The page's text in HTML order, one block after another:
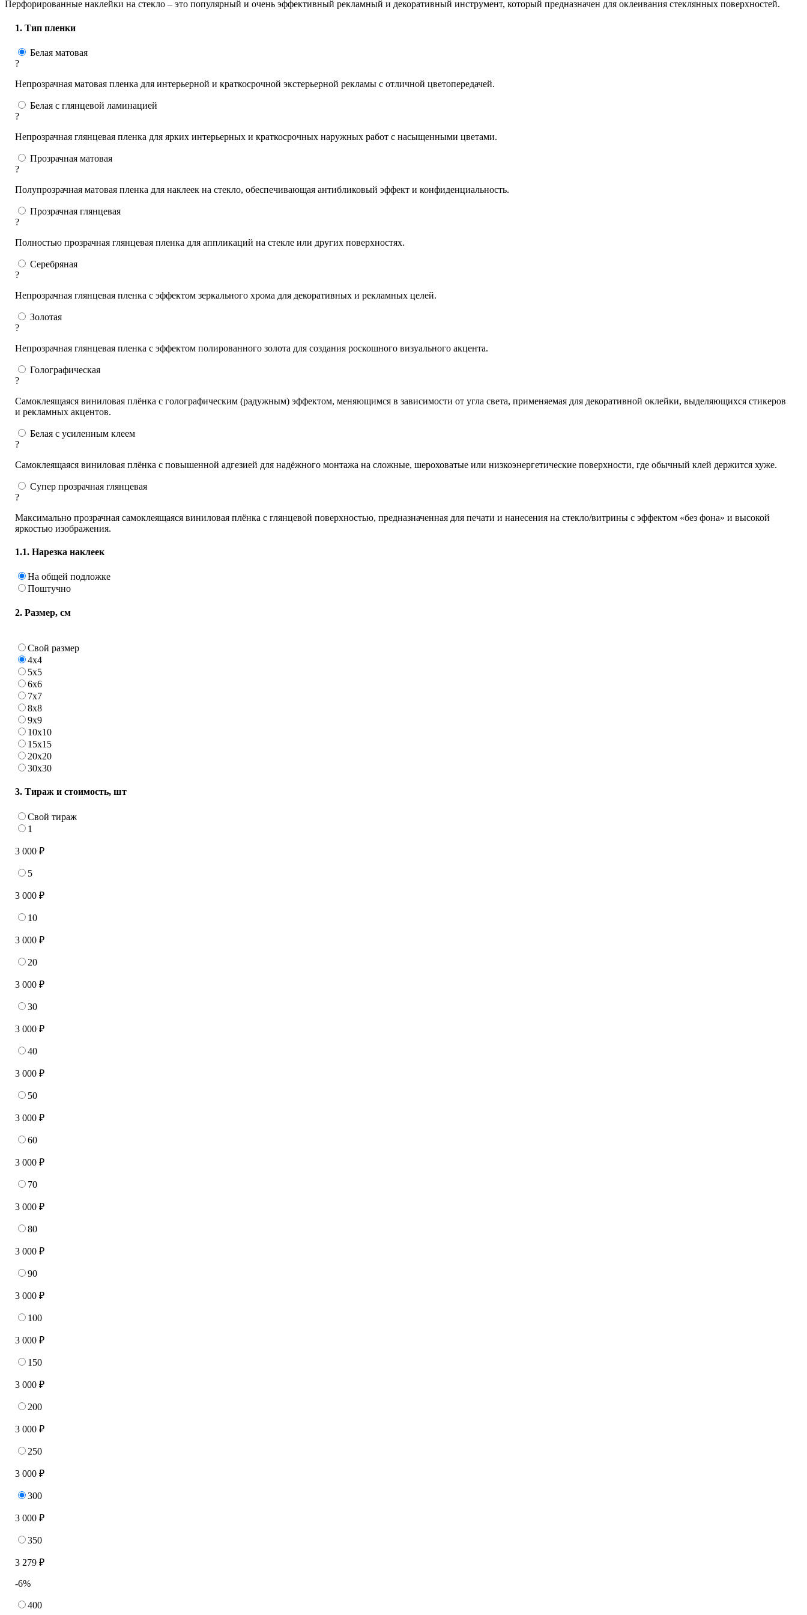
Перфорированные наклейки на стекло – это популярный и очень эффективный рекламный и декоративный инструмент, который предназначен для оклеивания стеклянных поверхностей.
1. Тип пленки
Белая матовая
?
Непрозрачная матовая пленка для интерьерной и краткосрочной экстерьерной рекламы с отличной цветопередачей.
Белая с глянцевой ламинацией
?
Непрозрачная глянцевая пленка для ярких интерьерных и краткосрочных наружных работ с насыщенными цветами.
Прозрачная матовая
?
Полупрозрачная матовая пленка для наклеек на стекло, обеспечивающая антибликовый эффект и конфиденциальность.
Прозрачная глянцевая
?
Полностью прозрачная глянцевая пленка для аппликаций на стекле или других поверхностях.
Серебряная
?
Непрозрачная глянцевая пленка с эффектом зеркального хрома для декоративных и рекламных целей.
Золотая
?
Непрозрачная глянцевая пленка с эффектом полированного золота для создания роскошного визуального акцента.
Голографическая
?
Самоклеящаяся виниловая плёнка с голографическим (радужным) эффектом, меняющимся в зависимости от угла света, применяемая для декоративной оклейки, выделяющихся стикеров
и рекламных акцентов.
Белая с усиленным клеем
?
Самоклеящаяся виниловая плёнка с повышенной адгезией для надёжного монтажа на сложные, шероховатые или низкоэнергетические поверхности, где обычный клей держится хуже.
Супер прозрачная глянцевая
?
Максимально прозрачная самоклеящаяся виниловая плёнка с глянцевой поверхностью, предназначенная для печати и нанесения на стекло/витрины с эффектом «без фона» и высокой
яркостью изображения.
1.1. Нарезка наклеек
На общей подложке
Поштучно
2. Размер, см
Свой размер
4х4
5х5
6х6
7х7
8х8
9х9
10х10
15х15
20х20
30х30
3. Тираж и стоимость, шт
Свой тираж
1
3 000 ₽
5
3 000 ₽
10
3 000 ₽
20
3 000 ₽
30
3 000 ₽
40
3 000 ₽
50
3 000 ₽
60
3 000 ₽
70
3 000 ₽
80
3 000 ₽
90
3 000 ₽
100
3 000 ₽
150
3 000 ₽
200
3 000 ₽
250
3 000 ₽
300
3 000 ₽
350
3 279 ₽
-6%
400